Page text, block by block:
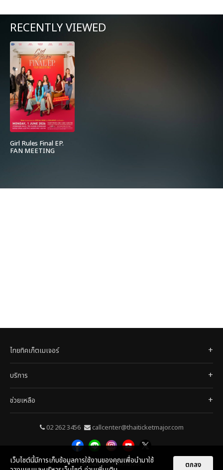
RECENTLY VIEWED
Girl Rules Final EP.
FAN MEETING
ไทยทิคเก็ตเมเจอร์
บริการ
ช่วยเหลือ
02 262 3456 callcenter@thaiticketmajor.com
© 2026ไทยทิคเก็ตเมเจอร์
เว็บไซต์นี้มีการเก็บข้อมูลการใช้งานของคุณเพื่อนำมาใช้
ตกลง